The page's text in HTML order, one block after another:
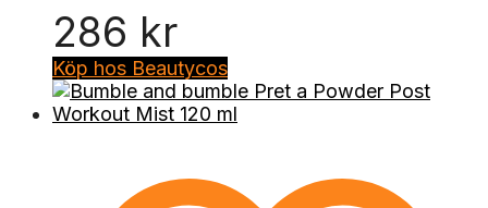
286 kr
Köp hos Beautycos